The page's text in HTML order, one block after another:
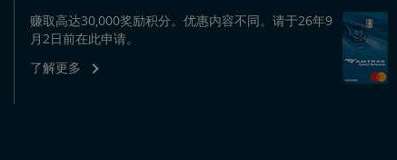
赚取高达30,000奖励积分。优惠内容不同。请于26年9
月2日前在此申请。
了解更多